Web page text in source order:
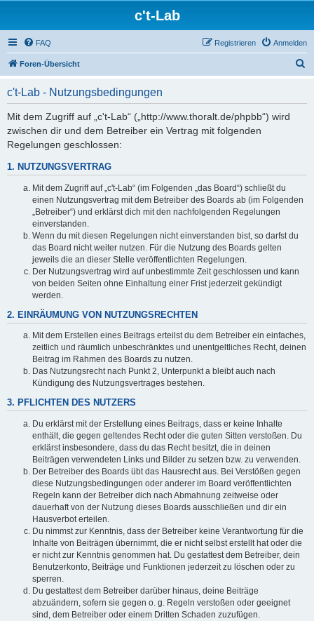
c't-Lab
FAQ Anmelden
Registrieren
Foren-Übersicht
c't-Lab - Nutzungsbedingungen
Mit dem Zugriff auf „c't-Lab“ („http://www.thoralt.de/phpbb“) wird
zwischen dir und dem Betreiber ein Vertrag mit folgenden
Regelungen geschlossen:
1. NUTZUNGSVERTRAG
Mit dem Zugriff auf „c't-Lab“ (im Folgenden „das Board“) schließt du
einen Nutzungsvertrag mit dem Betreiber des Boards ab (im Folgenden
„Betreiber“) und erklärst dich mit den nachfolgenden Regelungen
einverstanden.
Wenn du mit diesen Regelungen nicht einverstanden bist, so darfst du
das Board nicht weiter nutzen. Für die Nutzung des Boards gelten
jeweils die an dieser Stelle veröffentlichten Regelungen.
Der Nutzungsvertrag wird auf unbestimmte Zeit geschlossen und kann
von beiden Seiten ohne Einhaltung einer Frist jederzeit gekündigt
werden.
2. EINRÄUMUNG VON NUTZUNGSRECHTEN
Mit dem Erstellen eines Beitrags erteilst du dem Betreiber ein einfaches,
zeitlich und räumlich unbeschränktes und unentgeltliches Recht, deinen
Beitrag im Rahmen des Boards zu nutzen.
Das Nutzungsrecht nach Punkt 2, Unterpunkt a bleibt auch nach
Kündigung des Nutzungsvertrages bestehen.
3. PFLICHTEN DES NUTZERS
Du erklärst mit der Erstellung eines Beitrags, dass er keine Inhalte
enthält, die gegen geltendes Recht oder die guten Sitten verstoßen. Du
erklärst insbesondere, dass du das Recht besitzt, die in deinen
Beiträgen verwendeten Links und Bilder zu setzen bzw. zu verwenden.
Der Betreiber des Boards übt das Hausrecht aus. Bei Verstößen gegen
diese Nutzungsbedingungen oder anderer im Board veröffentlichten
Regeln kann der Betreiber dich nach Abmahnung zeitweise oder
dauerhaft von der Nutzung dieses Boards ausschließen und dir ein
Hausverbot erteilen.
Du nimmst zur Kenntnis, dass der Betreiber keine Verantwortung für die
Inhalte von Beiträgen übernimmt, die er nicht selbst erstellt hat oder die
er nicht zur Kenntnis genommen hat. Du gestattest dem Betreiber, dein
Benutzerkonto, Beiträge und Funktionen jederzeit zu löschen oder zu
sperren.
Du gestattest dem Betreiber darüber hinaus, deine Beiträge
abzuändern, sofern sie gegen o. g. Regeln verstoßen oder geeignet
sind, dem Betreiber oder einem Dritten Schaden zuzufügen.